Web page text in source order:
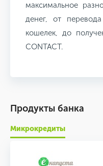
максимальное
денег, от
кошелек, до
CONTACT.
Продукты банка
Микрокредиты